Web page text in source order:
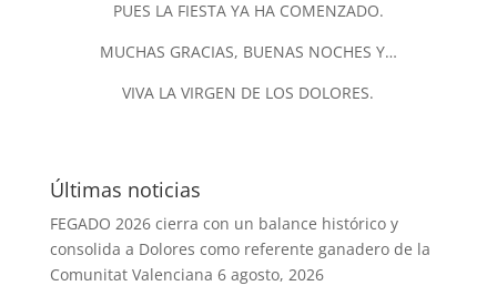
PUES LA FIESTA YA HA COMENZADO.
MUCHAS GRACIAS, BUENAS NOCHES Y…
VIVA LA VIRGEN DE LOS DOLORES.
Últimas noticias
FEGADO 2026 cierra con un balance histórico y
consolida a Dolores como referente ganadero de la
Comunitat Valenciana 6 agosto, 2026